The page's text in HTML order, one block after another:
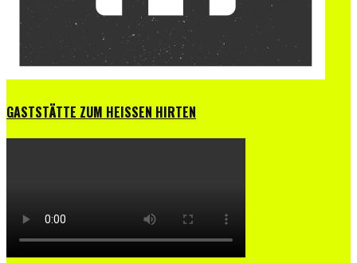
GASTSTÄTTE ZUM HEISSEN HIRTEN